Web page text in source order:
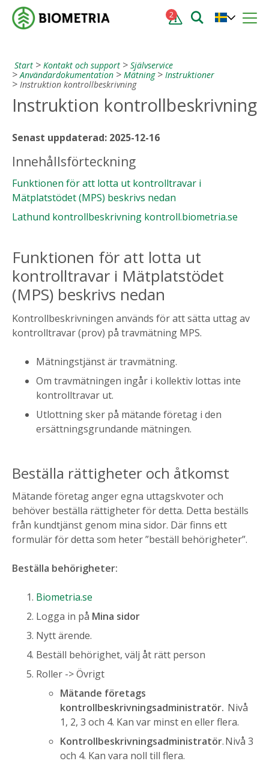
2
Start Kontakt och support
Självservice
Användardokumentation
Mätning
Instruktioner
Instruktion kontrollbeskrivning
Instruktion kontrollbeskrivning
Senast uppdaterad: 2025-12-16
Innehållsförteckning
Funktionen för att lotta ut kontrolltravar i
Mätplatstödet (MPS) beskrivs nedan
Lathund kontrollbeskrivning kontroll.biometria.se
Funktionen för att lotta ut
kontrolltravar i Mätplatstödet
(MPS) beskrivs nedan
Kontrollbeskrivningen används för att sätta uttag av
kontrolltravar (prov) på travmätning MPS.
Mätningstjänst är travmätning.
Om travmätningen ingår i kollektiv lottas inte
kontrolltravar ut.
Utlottning sker på mätande företag i den
ersättningsgrundande mätningen.
Beställa rättigheter och åtkomst
Mätande företag anger egna uttagskvoter och
behöver beställa rättigheter för detta. Detta beställs
från kundtjänst genom mina sidor. Där finns ett
formulär för detta som heter ”beställ behörigheter”.
Beställa behörigheter:
Biometria.se
Logga in på Mina sidor
Nytt ärende.
Beställ behörighet, välj åt rätt person
Roller -> Övrigt
Mätande företags
kontrollbeskrivningsadministratör. Nivå
1, 2, 3 och 4. Kan var minst en eller flera.
Kontrollbeskrivningsadministratör. Nivå 3
och 4. Kan vara noll till flera.